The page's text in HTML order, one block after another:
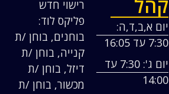
קהל
יום א,ב,ד,ה:
7:30 עד 16:05
יום ג': 7:30 עד
14:00
רישוי חדש
פליקס לוד:
בוחנים, בוחן /ת
קנייה, בוחן /ת
דיזל, בוחן /ת
מכשור, בוחן /ת